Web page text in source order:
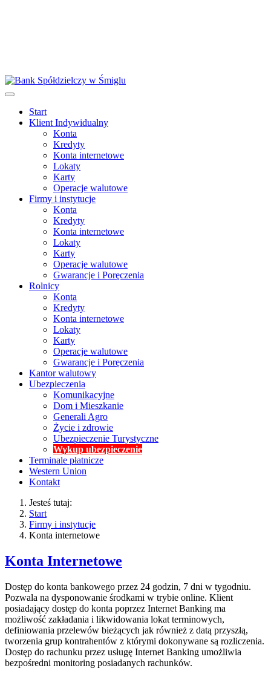
Start
Klient Indywidualny
Konta
Kredyty
Konta internetowe
Lokaty
Karty
Operacje walutowe
Firmy i instytucje
Konta
Kredyty
Konta internetowe
Lokaty
Karty
Operacje walutowe
Gwarancje i Poręczenia
Rolnicy
Konta
Kredyty
Konta internetowe
Lokaty
Karty
Operacje walutowe
Gwarancje i Poręczenia
Kantor walutowy
Ubezpieczenia
Komunikacyjne
Dom i Mieszkanie
Generali Agro
Życie i zdrowie
Ubezpieczenie Turystyczne
Wykup ubezpieczenie
Terminale płatnicze
Western Union
Kontakt
Jesteś tutaj:
Start
Firmy i instytucje
Konta internetowe
Konta Internetowe
Dostęp do konta bankowego przez 24 godzin, 7 dni w tygodniu.
Pozwala na dysponowanie środkami w trybie online. Klient
posiadający dostęp do konta poprzez Internet Banking ma
możliwość zakładania i likwidowania lokat terminowych,
definiowania przelewów bieżących jak również z datą przyszłą,
tworzenia grup kontrahentów z którymi dokonywane są rozliczenia.
Dostęp do rachunku przez usługę Internet Banking umożliwia
bezpośredni monitoring posiadanych rachunków.